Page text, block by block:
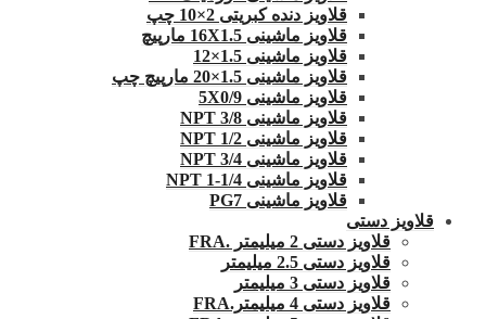
قلاویز دنده کبریتی 2×10 چپ
قلاویز ماشینی 16X1.5 مارپیچ
قلاویز ماشینی 1.5×12
قلاویز ماشینی 1.5×20 مارپیچ چپ
قلاویز ماشینی 5X0/9
قلاویز ماشینی 3/8 NPT
قلاویز ماشینی 1/2 NPT
قلاویز ماشینی 3/4 NPT
قلاویز ماشینی 1/4-1 NPT
قلاویز ماشینی PG7
قلاویز دستی
قلاویز دستی 2 میلیمتر .FRA
قلاویز دستی 2.5 میلیمتر
قلاویز دستی 3 میلیمتر
قلاویز دستی 4 میلیمتر.FRA